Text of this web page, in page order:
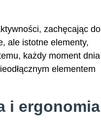
zachęcając do
ale istotne elementy,
każdy moment dnia
elementem
i ergonomia